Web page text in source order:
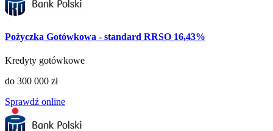
Pożyczka Gotówkowa - standard RRSO 16,43%
Kredyty gotówkowe
do 300 000 zł
Sprawdź online